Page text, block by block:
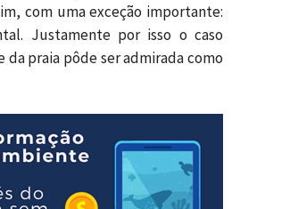
com uma exceção importante:
Justamente por isso o caso
praia pôde ser admirada como